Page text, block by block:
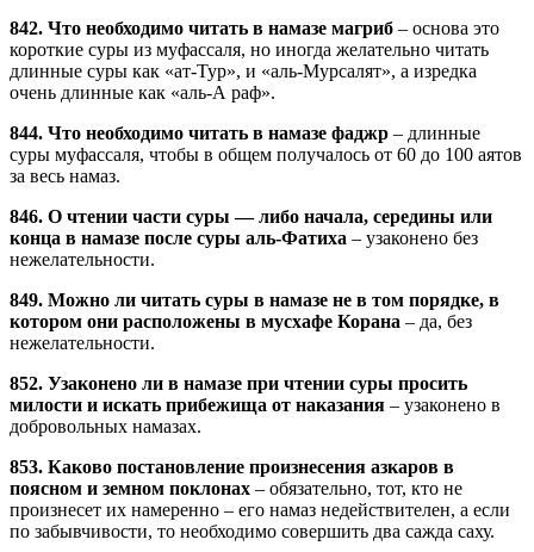
842. Что необходимо читать в намазе магриб – основа это
короткие суры из муфассаля, но иногда желательно читать
длинные суры как «ат-Тур», и «аль-Мурсалят», а изредка
очень длинные как «аль-А раф».
844. Что необходимо читать в намазе фаджр – длинные
суры муфассаля, чтобы в общем получалось от 60 до 100 аятов
за весь намаз.
846. О чтении части суры — либо начала, середины или
конца в намазе после суры аль-Фатиха – узаконено без
нежелательности.
849. Можно ли читать суры в намазе не в том порядке, в
котором они расположены в мусхафе Корана – да, без
нежелательности.
852. Узаконено ли в намазе при чтении суры просить
милости и искать прибежища от наказания – узаконено в
добровольных намазах.
853. Каково постановление произнесения азкаров в
поясном и земном поклонах – обязательно, тот, кто не
произнесет их намеренно – его намаз недействителен, а если
по забывчивости, то необходимо совершить два сажда саху.